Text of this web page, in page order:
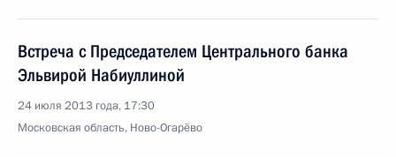
Встреча с Председателем Центрального банка
Эльвирой Набиуллиной
24 июля 2013 года, 17:30
Московская область, Ново-Огарёво